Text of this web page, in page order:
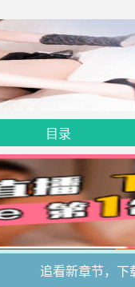
目录
追看新章节，下